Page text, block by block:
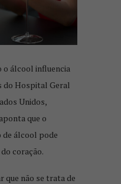
o álcool influencia
do Hospital Geral
Unidos,
que o
de álcool pode
coração.
não se trata de